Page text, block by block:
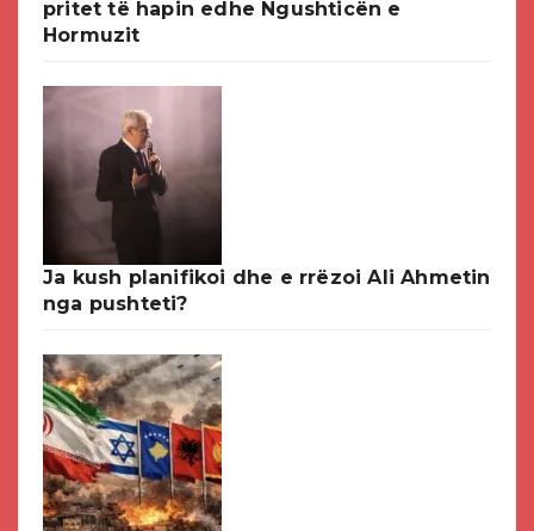
pritet të hapin edhe Ngushticën e
Hormuzit
Ja kush planifikoi dhe e rrëzoi Ali Ahmetin
nga pushteti?